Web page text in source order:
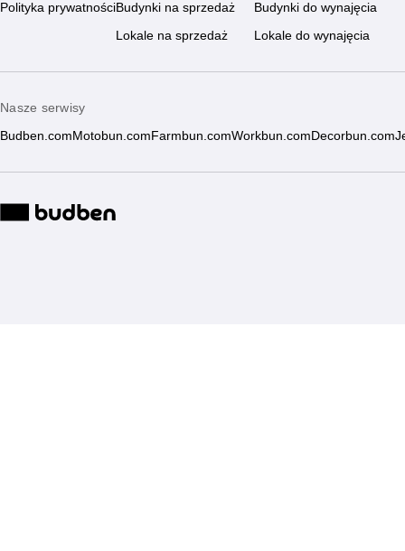
Polityka prywatnościBudynki na sprzedaż
Lokale na sprzedaż
Budynki do wynajęcia
Lokale do wynajęcia
Nasze serwisy
Budben.com Motobun.com Farmbun.comWorkbun.com Decorbun.com